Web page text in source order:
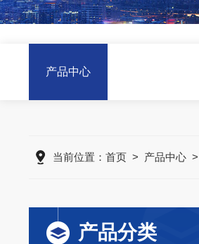
产品中心
当前位置： 首页> 产品中心>
产品分类